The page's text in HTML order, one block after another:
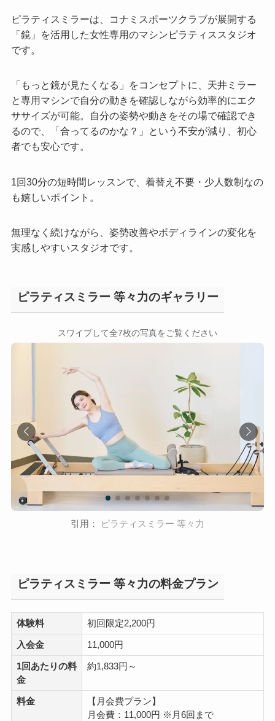
ピラティスミラーは、コナミスポーツクラブが展開する
「鏡」を活用した女性専用のマシンピラティススタジオ
です。
「もっと鏡が見たくなる」をコンセプトに、天井ミラー
と専用マシンで自分の動きを確認しながら効率的にエク
ササイズが可能。自分の姿勢や動きをその場で確認でき
るので、「合ってるのかな？」という不安が減り、初心
者でも安心です。
1回30分の短時間レッスンで、着替え不要・少人数制なの
も嬉しいポイント。
無理なく続けながら、姿勢改善やボディラインの変化を
実感しやすいスタジオです。
ピラティスミラー 等々力のギャラリー
スワイプして全7枚の写真をご覧ください
引用： ピラティスミラー 等々力
ピラティスミラー 等々力の料金プラン
体験料 初回限定2,200円
入会金 11,000円
1回あたりの料
金
約1,833円～
料金
【月会費プラン】
月会費：11,000円 ※月6回まで